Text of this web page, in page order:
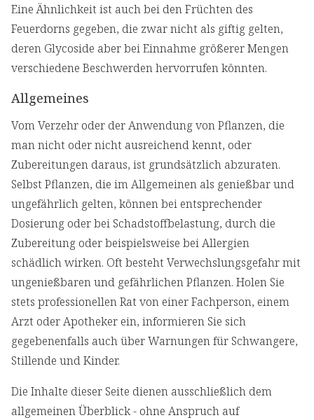
Eine Ähnlichkeit ist auch bei den Früchten des
Feuerdorns gegeben, die zwar nicht als giftig gelten,
deren Glycoside aber bei Einnahme größerer Mengen
verschiedene Beschwerden hervorrufen könnten.
Allgemeines
Vom Verzehr oder der Anwendung von Pflanzen, die
man nicht oder nicht ausreichend kennt, oder
Zubereitungen daraus, ist grundsätzlich abzuraten.
Selbst Pflanzen, die im Allgemeinen als genießbar und
ungefährlich gelten, können bei entsprechender
Dosierung oder bei Schadstoffbelastung, durch die
Zubereitung oder beispielsweise bei Allergien
schädlich wirken. Oft besteht Verwechslungsgefahr mit
ungenießbaren und gefährlichen Pflanzen. Holen Sie
stets professionellen Rat von einer Fachperson, einem
Arzt oder Apotheker ein, informieren Sie sich
gegebenenfalls auch über Warnungen für Schwangere,
Stillende und Kinder.
Die Inhalte dieser Seite dienen ausschließlich dem
allgemeinen Überblick - ohne Anspruch auf